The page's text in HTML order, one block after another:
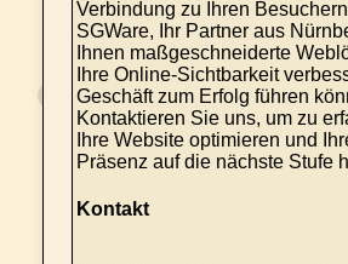
Verbindung zu Ihren
SGWare, Ihr Partner aus
Ihnen maßgeschneiderte
Ihre Online-Sichtbarkeit
Geschäft zum Erfolg führen
Kontaktieren Sie uns, um zu
Ihre Website optimieren und
Präsenz auf die nächste Stufe
Kontakt